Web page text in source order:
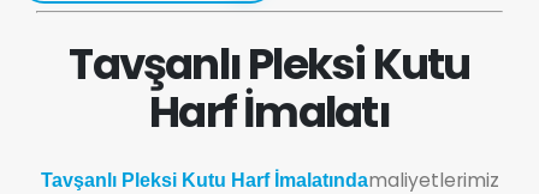
Tavşanlı Pleksi Kutu
Harf İmalatı
Tavşanlı Pleksi Kutu Harf İmalatındamaliyetlerimiz